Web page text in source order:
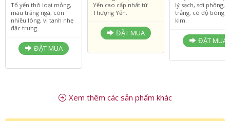
VNĐ
1.550.000 VNĐ
màu trắng ngà, còn
nhiều lông, vị tanh nhẹ
3.190.000 VNĐ
Là dòng sản phẩm Tổ
Yến cao cấp nhất từ
1.950.000
lý sạch, sợi phồng,
trắng, có độ bóng